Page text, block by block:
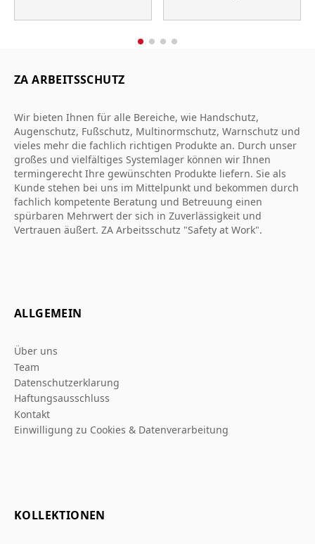
ZA ARBEITSSCHUTZ
Wir bieten Ihnen für alle Bereiche, wie Handschutz,
Augenschutz, Fußschutz, Multinormschutz, Warnschutz und
vieles mehr die fachlich richtigen Produkte an. Durch unser
großes und vielfältiges Systemlager können wir Ihnen
termingerecht Ihre gewünschten Produkte liefern. Sie als
Kunde stehen bei uns im Mittelpunkt und bekommen durch
fachlich kompetente Beratung und Betreuung einen
spürbaren Mehrwert der sich in Zuverlässigkeit und
Vertrauen äußert. ZA Arbeitsschutz "Safety at Work".
ALLGEMEIN
Über uns
Team
Datenschutzerklarung
Haftungsausschluss
Kontakt
Einwilligung zu Cookies & Datenverarbeitung
KOLLEKTIONEN